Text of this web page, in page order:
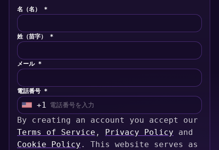
名（名） *
姓（苗字） *
メール *
電話番号 *
U
i
t
+1
By creating an account you accept our
Terms of Service , Privacy Policy and
Cookie Policy . This website serves as